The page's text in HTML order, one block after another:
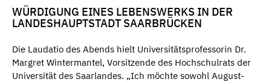
WÜRDIGUNG EINES LEBENSWERKS IN DER
LANDESHAUPTSTADT SAARBRÜCKEN
Die Laudatio des Abends hielt Universitätsprofessorin Dr.
Margret Wintermantel, Vorsitzende des Hochschulrats der
Universität des Saarlandes. „Ich möchte sowohl August-